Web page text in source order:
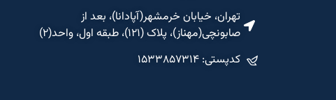
تهران، خیابان خرمشهر(آپادانا)، بعد از
صابونچی(مهناز)، پلاک (۱۲۱)، طبقه اول، واحد(۲)
کدپستی: ۱۵۳۳۸۵۷۳۱۴